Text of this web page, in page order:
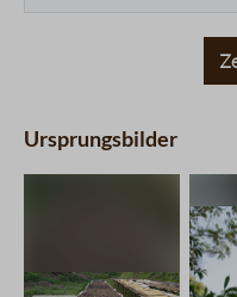
Ursprungsbilder